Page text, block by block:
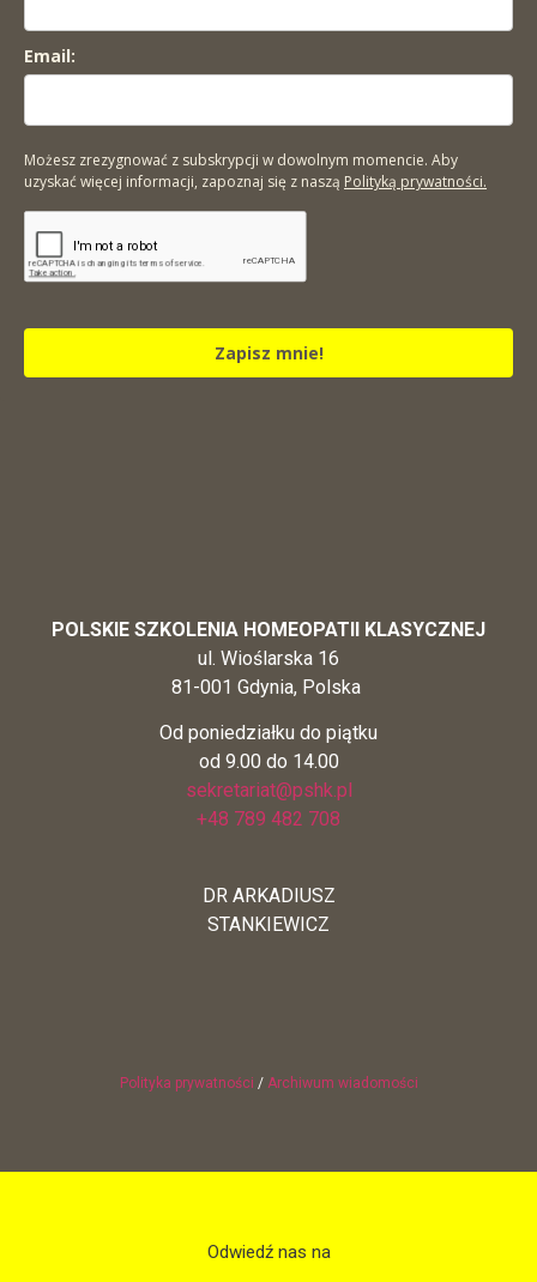
Email:
Możesz zrezygnować z subskrypcji w dowolnym momencie. Aby
uzyskać więcej informacji, zapoznaj się z naszą Polityką prywatności.
Zapisz mnie!
POLSKIE SZKOLENIA HOMEOPATII KLASYCZNEJ
ul. Wioślarska 16
81-001 Gdynia, Polska
Od poniedziałku do piątku
od 9.00 do 14.00
sekretariat@pshk.pl
+48 789 482 708
DR ARKADIUSZ
STANKIEWICZ
Polityka prywatności / Archiwum wiadomości
Odwiedź nas na